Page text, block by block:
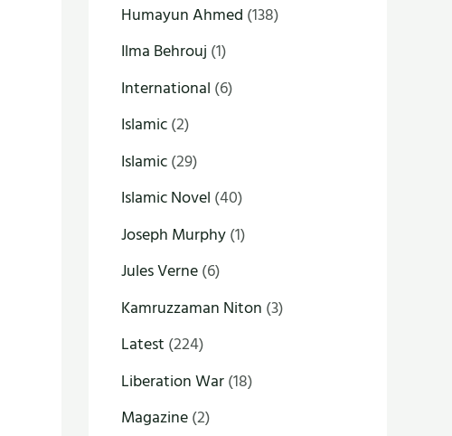
Humayun Ahmed (138)
Ilma Behrouj (1)
International (6)
Islamic(2)
Islamic(29)
Islamic Novel (40)
Joseph Murphy(1)
Jules Verne(6)
Kamruzzaman Niton (3)
Latest (224)
Liberation War(18)
Magazine(2)